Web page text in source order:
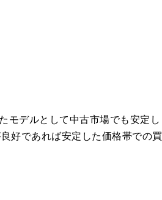
モデルとして中古市場でも安定し
好であれば安定した価格帯での買